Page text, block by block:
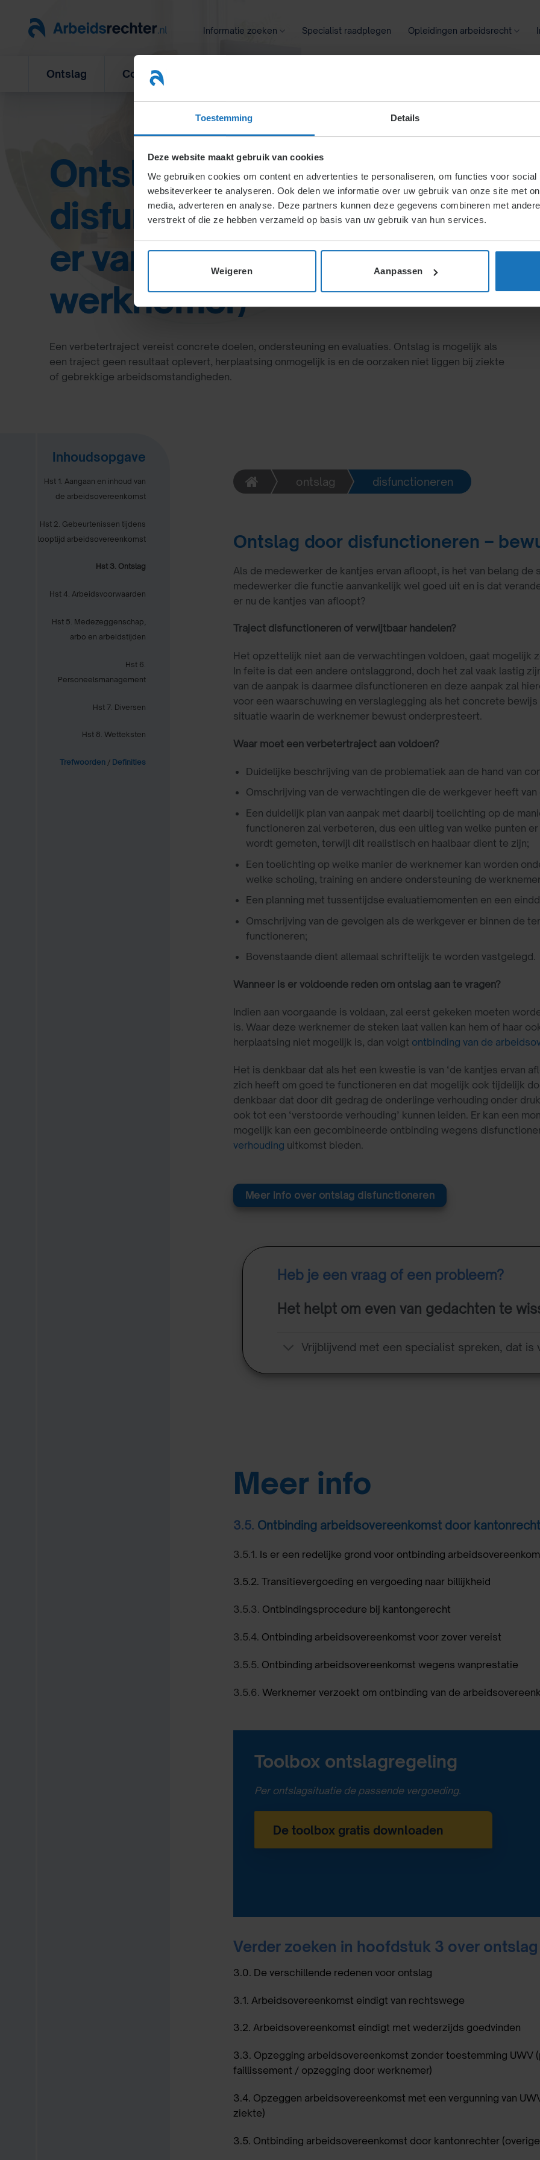
Toestemming Details
Deze website maakt gebruik van cookies
We gebruiken cookies om content en advertenties te personaliseren, om functies voor social
websiteverkeer te analyseren. Ook delen we informatie over uw gebruik van onze site met
media, adverteren en analyse. Deze partners kunnen deze gegevens combineren met
verstrekt of die ze hebben verzameld op basis van uw gebruik van hun services.
Weigeren Aanpassen
inhoud
Informatie zoeken Specialist raadplegen Opleidingen arbeidsrecht
Ontslag Concurrentiebeding
Ontslag door
disfunctioneren (de kantjes
er vanaf lopen door
werknemer)
Een verbetertraject vereist concrete doelen, ondersteuning en evaluaties. Ontslag is mogelijk als
een traject geen resultaat oplevert, herplaatsing onmogelijk is en de oorzaken niet liggen bij ziekte
of gebrekkige arbeidsomstandigheden.
Inhoudsopgave
Hst 1. Aangaan en inhoud van
de arbeidsovereenkomst
Hst 2. Gebeurtenissen tijdens
looptijd arbeidsovereenkomst
Hst 3. Ontslag
Hst 4. Arbeidsvoorwaarden
Hst 5. Medezeggenschap,
arbo en arbeidstijden
Hst 6.
Personeelsmanagement
Hst 7. Diversen
Hst 8. Wetteksten
Trefwoorden / Definities
ontslag disfunctioneren
Ontslag door disfunctioneren –
Als de medewerker de kantjes ervan afloopt, is het van belang
medewerker die functie aanvankelijk wel goed uit en is dat
er nu de kantjes van afloopt?
Traject disfunctioneren of verwijtbaar handelen?
Het opzettelijk niet aan de verwachtingen voldoen, gaat mogelijk
In feite is dat een andere ontslaggrond, doch het zal vaak lastig
van de aanpak is daarmee disfunctioneren en deze aanpak zal
voor een waarschuwing en verslaglegging als het concrete
situatie waarin de werknemer bewust onderpresteert.
Waar moet een verbetertraject aan voldoen?
Duidelijke beschrijving van de problematiek aan de hand van
Omschrijving van de verwachtingen die de werkgever heeft
Een duidelijk plan van aanpak met daarbij toelichting op de
functioneren zal verbeteren, dus een uitleg van welke punten
wordt gemeten, terwijl dit realistisch en haalbaar dient te zijn;
Een toelichting op welke manier de werknemer kan worden
welke scholing, training en andere ondersteuning de
Een planning met tussentijdse evaluatiemomenten en een
Omschrijving van de gevolgen als de werkgever er binnen de
functioneren;
Bovenstaande dient allemaal schriftelijk te worden vastgelegd.
Wanneer is er voldoende reden om ontslag aan te vragen?
Indien aan voorgaande is voldaan, zal eerst gekeken moeten
is. Waar deze werknemer de steken laat vallen kan hem of haar
herplaatsing niet mogelijk is, dan volgt ontbinding van de
Het is denkbaar dat als het een kwestie is van ‘de kantjes ervan
zich heeft om goed te functioneren en dat mogelijk ook tijdelijk
denkbaar dat door dit gedrag de onderlinge verhouding onder
ook tot een ‘verstoorde verhouding’ kunnen leiden. Er kan een
mogelijk kan een gecombineerde ontbinding wegens
verhouding uitkomst bieden.
Meer info over ontslag disfunctioneren
Heb je een vraag of een probleem?
Het helpt om even van gedachten te
Vrijblijvend met een specialist spreken, dat is
Meer info
3.5. Ontbinding arbeidsovereenkomst door
3.5.1. Is er een redelijke grond voor ontbinding
3.5.2. Transitievergoeding en vergoeding naar billijkheid
3.5.3. Ontbindingsprocedure bij kantongerecht
3.5.4. Ontbinding arbeidsovereenkomst voor zover vereist
3.5.5. Ontbinding arbeidsovereenkomst wegens wanprestatie
3.5.6. Werknemer verzoekt om ontbinding van de
Toolbox ontslagregeling
Per ontslagsituatie de passende vergoeding.
De toolbox gratis downloaden
Verder zoeken in hoofdstuk 3 over ontslag
3.0. De verschillende redenen voor ontslag
3.1. Arbeidsovereenkomst eindigt van rechtswege
3.2. Arbeidsovereenkomst eindigt met wederzijds goedvinden
3.3. Opzegging arbeidsovereenkomst zonder toestemming UWV
faillissement / opzegging door werknemer)
3.4. Opzeggen arbeidsovereenkomst met een vergunning van
ziekte)
3.5. Ontbinding arbeidsovereenkomst door kantonrechter